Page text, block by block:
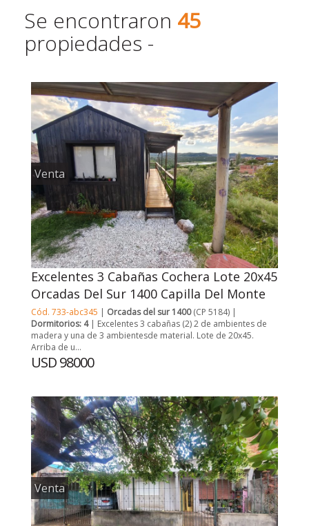
Se encontraron 45
propiedades -
Venta
Excelentes 3 Cabañas Cochera Lote 20x45
Orcadas Del Sur 1400 Capilla Del Monte
Cód. 733-abc345 | Orcadas del sur 1400(CP 5184) |
Dormitorios: 4| Excelentes 3 cabañas (2) 2 de ambientes de
madera y una de 3 ambientesde material. Lote de 20x45.
Arriba de u...
USD 98000
Venta